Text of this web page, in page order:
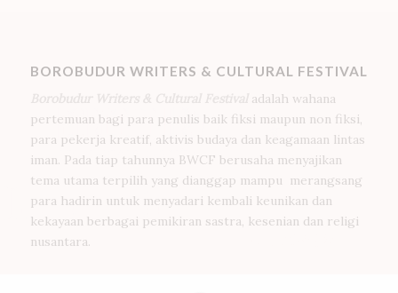
BOROBUDUR WRITERS & CULTURAL FESTIVAL
adalah wahana
pertemuan bagi para penulis baik fiksi maupun non fiksi,
para pekerja kreatif, aktivis budaya dan keagamaan lintas
iman. Pada tiap tahunnya BWCF berusaha menyajikan
tema utama terpilih yang dianggap mampu merangsang
para hadirin untuk menyadari kembali keunikan dan
kekayaan berbagai pemikiran sastra, kesenian dan religi
nusantara.